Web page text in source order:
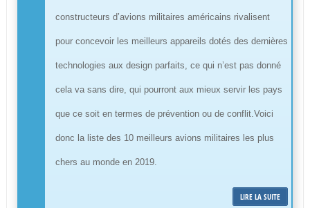
constructeurs d’avions militaires américains rivalisent
pour concevoir les meilleurs appareils dotés des dernières
technologies aux design parfaits, ce qui n’est pas donné
cela va sans dire, qui pourront aux mieux servir les pays
que ce soit en termes de prévention ou de conflit.Voici
donc la liste des 10 meilleurs avions militaires les plus
chers au monde en 2019.
LIRE LA SUITE